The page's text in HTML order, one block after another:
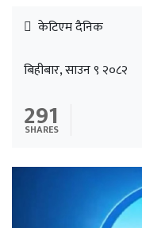
केटिएम दैनिक
बिहीबार, साउन ९ २०८२
291
SHARES